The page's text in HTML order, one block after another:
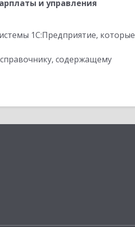
и управления
1С:Предприятие, которые
содержащему